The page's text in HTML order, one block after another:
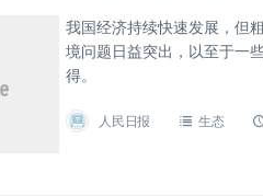
我国经济持续快速发展，但
境问题日益突出，以至于一
得。
人民日报 生态